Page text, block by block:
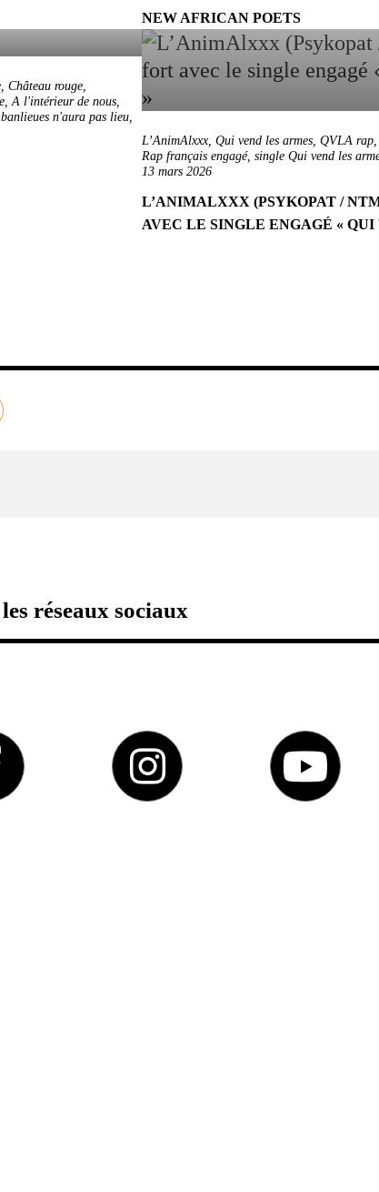
NEW AFRICAN POETS
, Château rouge,
,A l'intérieur de nous,
n'aura pas lieu,
L’AnimAlxxx, Qui vend les armes, QVLA rap,
Rap français engagé, single Qui vend les
13 mars 2026
L’ANIMALXXX (PSYKOPAT /
AVEC LE SINGLE ENGAGÉ « QUI
réseaux sociaux